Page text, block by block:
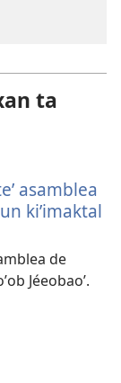
ta
asamblea
kiʼimaktal
de
Jéeobaoʼ.